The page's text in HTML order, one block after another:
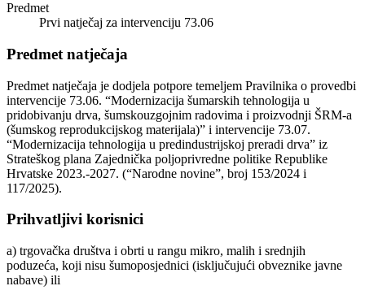
Predmet
Prvi natječaj za intervenciju 73.06
Predmet natječaja
Predmet natječaja je dodjela potpore temeljem Pravilnika o provedbi
intervencije 73.06. “Modernizacija šumarskih tehnologija u
pridobivanju drva, šumskouzgojnim radovima i proizvodnji ŠRM-a
(šumskog reprodukcijskog materijala)” i intervencije 73.07.
“Modernizacija tehnologija u predindustrijskoj preradi drva” iz
Strateškog plana Zajednička poljoprivredne politike Republike
Hrvatske 2023.-2027. (“Narodne novine”, broj 153/2024 i
117/2025).
Prihvatljivi korisnici
a) trgovačka društva i obrti u rangu mikro, malih i srednjih
poduzeća, koji nisu šumoposjednici (isključujući obveznike javne
nabave) ili